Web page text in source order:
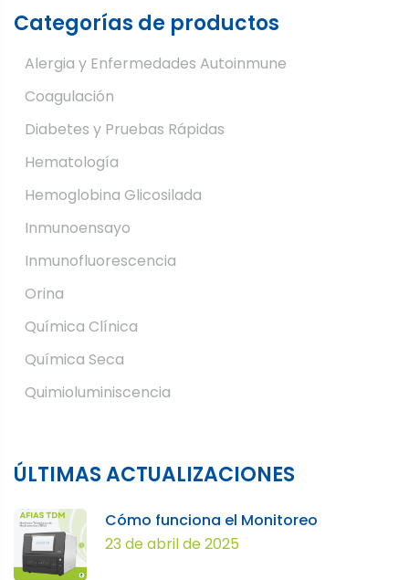
Categorías de productos
Alergia y Enfermedades Autoinmune
Coagulación
Diabetes y Pruebas Rápidas
Hematología
Hemoglobina Glicosilada
Inmunoensayo
Inmunofluorescencia
Orina
Química Clínica
Química Seca
Quimioluminiscencia
ÚLTIMAS ACTUALIZACIONES
Cómo funciona el Monitoreo
23 de abril de 2025